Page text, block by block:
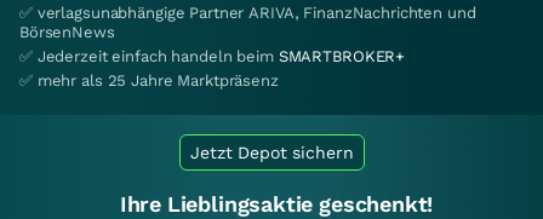
✅ verlagsunabhängige Partner ARIVA, FinanzNachrichten und
BörsenNews
✅ Jederzeit einfach handeln beim SMARTBROKER+
✅ mehr als 25 Jahre Marktpräsenz
Jetzt Depot sichern
Ihre Lieblingsaktie geschenkt!